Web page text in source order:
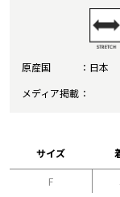
原産国
日本
メディア掲載
サイズ
F